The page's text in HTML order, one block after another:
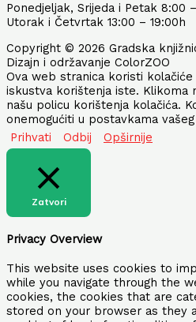
Ponedjeljak, Srijeda i Petak 8:00
Utorak i Četvrtak 13:00 – 19:00h
Copyright © 2026 Gradska
Dizajn i održavanje ColorZOO
Ova web stranica koristi
iskustva korištenja iste. Klikoma
našu policu korištenja kolačića.
onemogućiti u postavkama
Prihvati
Odbij Opširnije
Zatvori
Privacy Overview
This website uses cookies to
while you navigate through the
cookies, the cookies that are
stored on your browser as they